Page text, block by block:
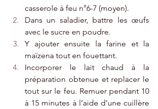
casserole à feu n°6-7 (moyen).
Dans un saladier, battre les œufs
avec le sucre en poudre.
Y ajouter ensuite la farine et la
maïzena tout en fouettant.
Incorporer le lait chaud à la
préparation obtenue et replacer le
tout sur le feu. Remuer pendant 10
à 15 minutes à l’aide d’une cuillère